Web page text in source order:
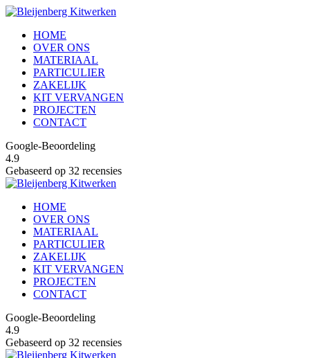
HOME
OVER ONS
MATERIAAL
PARTICULIER
ZAKELIJK
KIT VERVANGEN
PROJECTEN
CONTACT
Google-Beoordeling
4.9
Gebaseerd op 32 recensies
HOME
OVER ONS
MATERIAAL
PARTICULIER
ZAKELIJK
KIT VERVANGEN
PROJECTEN
CONTACT
Google-Beoordeling
4.9
Gebaseerd op 32 recensies